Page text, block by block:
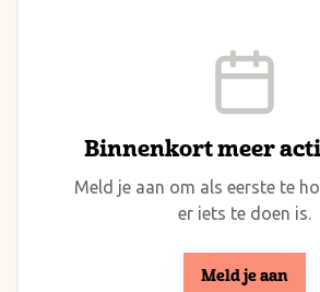
Binnenkort meer
Meld je aan om als eerste te
er iets te doen is.
Meld je aan